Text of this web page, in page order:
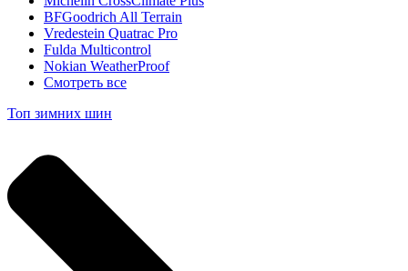
BFGoodrich All Terrain
Vredestein Quatrac Pro
Fulda Multicontrol
Nokian WeatherProof
Смотреть все
Топ зимних шин